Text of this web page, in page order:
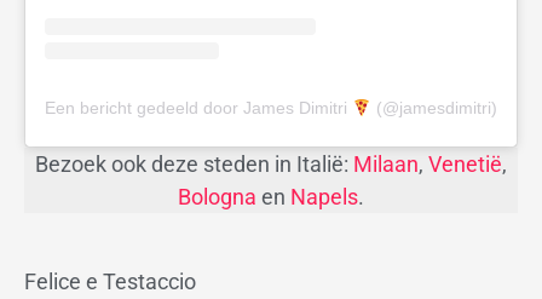
Een bericht gedeeld door James Dimitri (@jamesdimitri)
Bezoek ook deze steden in Italië: Milaan, Venetië,
Bologna en Napels.
Felice e Testaccio